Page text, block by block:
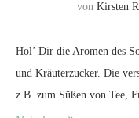
von Kirsten
Hol’ Dir die Aromen des
und Kräuterzucker. Die
z.B. zum Süßen von Tee,